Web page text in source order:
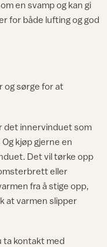
en svamp og kan gi
for både lufting og god
og sørge for at
det innervinduet som
kjøp gjerne en
Det vil tørke opp
eller
fra å stige opp,
at varmen slipper
ta kontakt med